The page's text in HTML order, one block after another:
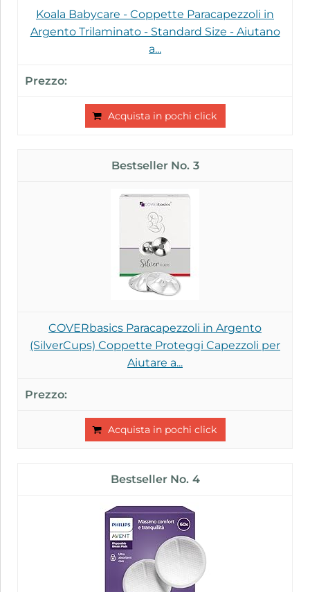
Koala Babycare - Coppette Paracapezzoli in
Argento Trilaminato - Standard Size - Aiutano
a...
Acquista in pochi click
3
COVERbasics Paracapezzoli in Argento
(SilverCups) Coppette Proteggi Capezzoli per
Aiutare a...
Acquista in pochi click
4